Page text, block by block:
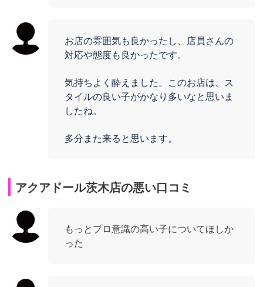
お店の雰囲気も良かったし、店員さんの
対応や態度も良かったです。
気持ちよく酔えました。このお店は、ス
タイルの良い子がかなり多いなと思いま
したね。
多分また来ると思います。
アクアドール茨木店の悪い口コミ
もっとプロ意識の高い子についてほしか
った